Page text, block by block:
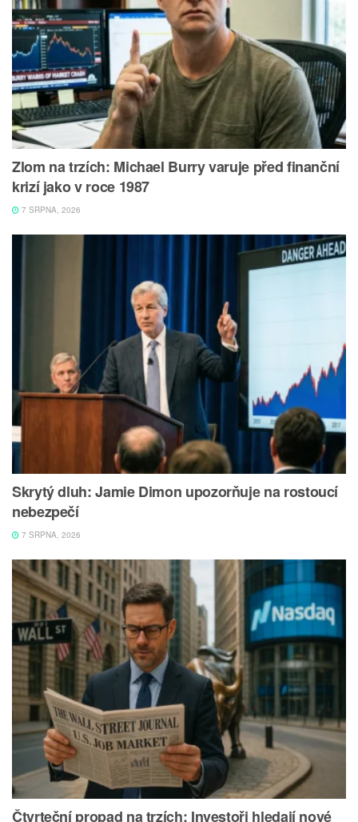
Zlom na trzích: Michael Burry varuje před finanční
krizí jako v roce 1987
7 SRPNA, 2026
Skrytý dluh: Jamie Dimon upozorňuje na rostoucí
nebezpečí
7 SRPNA, 2026
Čtvrteční propad na trzích: Investoři hledají nové